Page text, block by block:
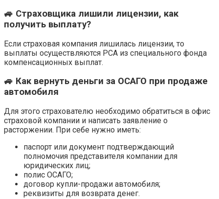
🚙 Страховщика лишили лицензии, как
получить выплату?
Если страховая компания лишилась лицензии, то
выплаты осуществляются РСА из специального фонда
компенсационных выплат.
🚙 Как вернуть деньги за ОСАГО при продаже
автомобиля
Для этого страхователю необходимо обратиться в офис
страховой компании и написать заявление о
расторжении. При себе нужно иметь:
паспорт или документ подтверждающий
полномочия представителя компании для
юридических лиц;
полис ОСАГО;
договор купли-продажи автомобиля;
реквизиты для возврата денег.